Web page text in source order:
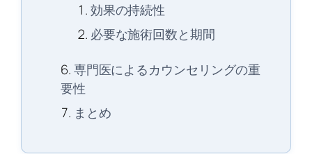
効果の持続性
必要な施術回数と期間
専門医によるカウンセリングの重
要性
まとめ